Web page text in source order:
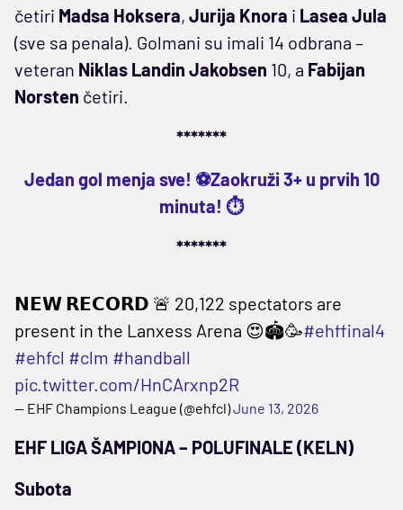
četiri Madsa Hoksera, Jurija Knora i Lasea Jula
(sve sa penala). Golmani su imali 14 odbrana –
veteran Niklas Landin Jakobsen 10, a Fabijan
Norsten četiri.
*******
Jedan gol menja sve! ⚽Zaokruži 3+ u prvih 10
minuta! ⏱️
*******
𝗡𝗘𝗪 𝗥𝗘𝗖𝗢𝗥𝗗 🚨 20,122 spectators are
present in the Lanxess Arena 😍🏟️🥳#ehffinal4
#ehfcl #clm #handball
pic.twitter.com/HnCArxnp2R
— EHF Champions League (@ehfcl)June 13, 2026
EHF LIGA ŠAMPIONA – POLUFINALE (KELN)
Subota